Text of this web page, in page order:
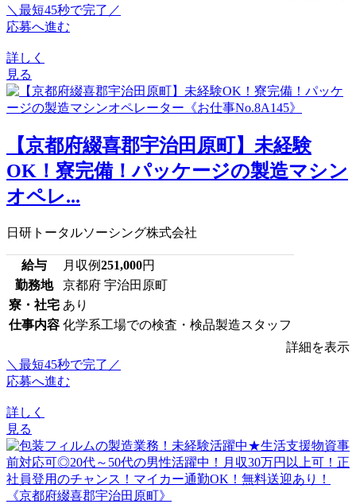
＼最短45秒で完了／
応募へ進む
詳しく
見る
【京都府綴喜郡宇治田原町】未経験
OK！寮完備！パッケージの製造マシン
オペレ...
日研トータルソーシング株式会社
給与 月収例251,000円
勤務地
京都府 宇治田原町
寮・社宅 あり
仕事内容 化学系工場での検査・検品製造スタッフ
詳細を表示
＼最短45秒で完了／
応募へ進む
詳しく
見る